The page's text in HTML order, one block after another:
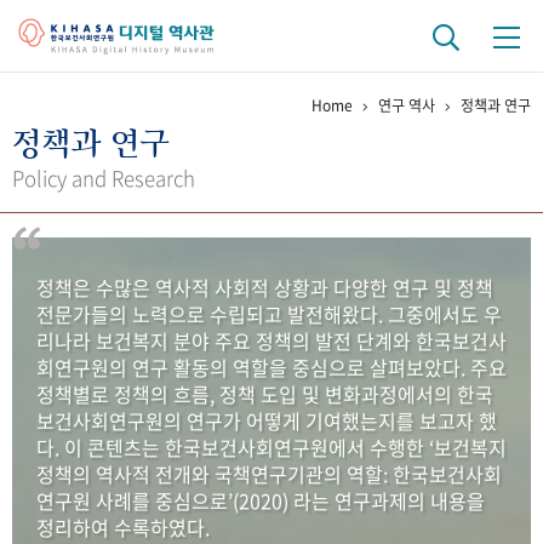
걸어온 길 기관 변천사
연구 역사
정책과 연구 키워드로 보는 연구 역사
연구자들
간행물 변천사
기록물 아카이브
사진 아카이브 문서 기록물 행정박물 영상 기록물
50+1주년 기념
Home 연구 역사 정책과 연구
정책과 연구
Policy and Research
정책은 수많은 역사적 사회적 상황과 다양한 연구 및 정책
전문가들의 노력으로 수립되고 발전해왔다. 그중에서도 우
리나라 보건복지 분야 주요 정책의 발전 단계와 한국보건사
회연구원의 연구 활동의 역할을 중심으로 살펴보았다. 주요
정책별로 정책의 흐름, 정책 도입 및 변화과정에서의 한국
보건사회연구원의 연구가 어떻게 기여했는지를 보고자 했
다. 이 콘텐츠는 한국보건사회연구원에서 수행한 ‘보건복지
정책의 역사적 전개와 국책연구기관의 역할: 한국보건사회
연구원 사례를 중심으로’(2020) 라는 연구과제의 내용을
정리하여 수록하였다.